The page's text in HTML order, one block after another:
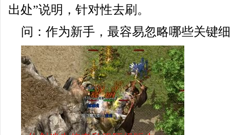
出处”说明，针对性去刷。
问：作为新手，最容易忽略哪些关键